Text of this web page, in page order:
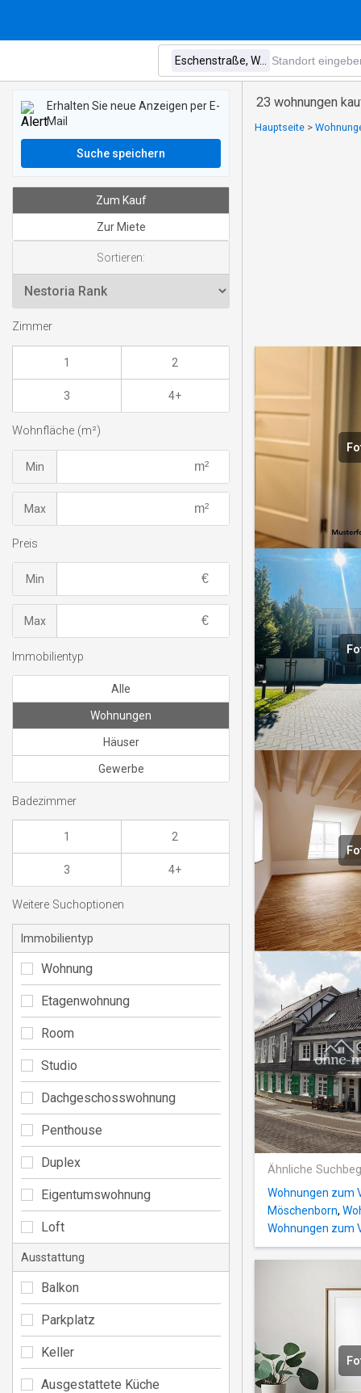
23 wohnungen
Hauptseite >
Ähnliche
Wohnungen zum
Möschenborn,
Wohnungen zum
Erhalten Sie neue Anzeigen per E-
Mail
Suche speichern
Zum Kauf
Zur Miete
Sortieren:
Zimmer
1 2
3 4+
Wohnfläche (m²)
Min
Max
Preis
Min
Max
Immobilientyp
Alle
Wohnungen
Häuser
Gewerbe
Badezimmer
1 2
3 4+
Weitere Suchoptionen
Immobilientyp
Wohnung
Etagenwohnung
Room
Studio
Dachgeschosswohnung
Penthouse
Duplex
Eigentumswohnung
Loft
Ausstattung
Balkon
Parkplatz
Keller
Ausgestattete Küche